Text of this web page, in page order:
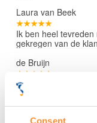
Consent
Laura van Beek
Ik ben heel
gekregen van de
de Bruijn
Ik ben heel blij met